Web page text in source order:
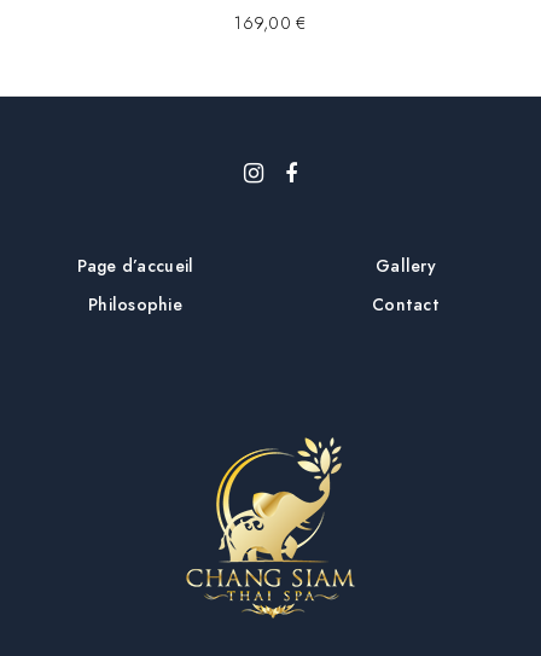
169,00€
Page d’accueil
Philosophie
Gallery
Contact